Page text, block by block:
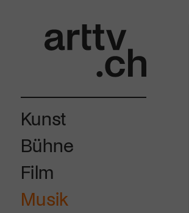
Kunst
Bühne
Film
Musik